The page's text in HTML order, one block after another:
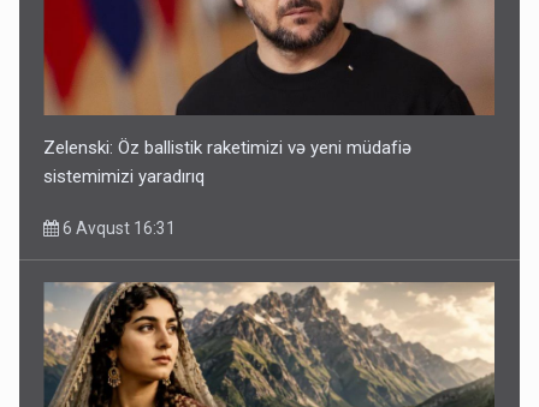
Zelenski: Öz ballistik raketimizi və yeni müdafiə
sistemimizi yaradırıq
6 Avqust 16:31